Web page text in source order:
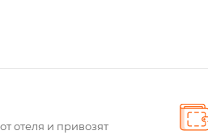
отеля и привозят